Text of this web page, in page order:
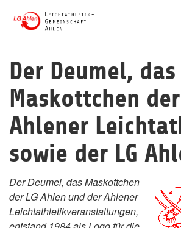
Der Deumel, das
Maskottchen der
Ahlener
sowie der LG
Der Deumel, das Maskottchen
der LG Ahlen und der Ahlener
Leichtathletikveranstaltungen,